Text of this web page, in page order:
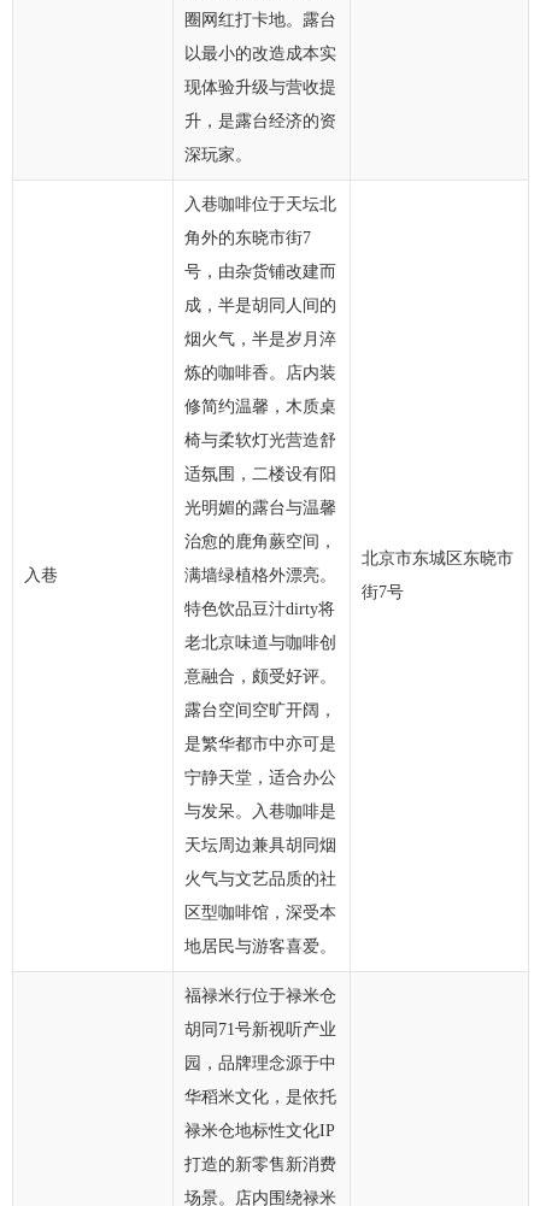
圈网红打卡地。露台
以最小的改造成本实
现体验升级与营收提
升，是露台经济的资
深玩家。
入巷
入巷咖啡位于天坛北
角外的东晓市街7
号，由杂货铺改建而
成，半是胡同人间的
烟火气，半是岁月淬
炼的咖啡香。店内装
修简约温馨，木质桌
椅与柔软灯光营造舒
适氛围，二楼设有阳
光明媚的露台与温馨
治愈的鹿角蕨空间，
满墙绿植格外漂亮。
特色饮品豆汁dirty将
老北京味道与咖啡创
意融合，颇受好评。
露台空间空旷开阔，
是繁华都市中亦可是
宁静天堂，适合办公
与发呆。入巷咖啡是
天坛周边兼具胡同烟
火气与文艺品质的社
区型咖啡馆，深受本
地居民与游客喜爱。
北京市东城区东晓市
街7号
福禄米行位于禄米仓
胡同71号新视听产业
园，品牌理念源于中
华稻米文化，是依托
禄米仓地标性文化IP
打造的新零售新消费
场景。店内围绕禄米